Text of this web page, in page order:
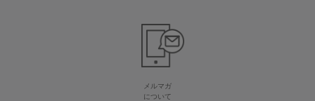
メルマガ
について